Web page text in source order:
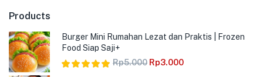
Products
Burger Mini Rumahan Lezat dan Praktis | Frozen
Food Siap Saji+
Rp5.000 Rp3.000